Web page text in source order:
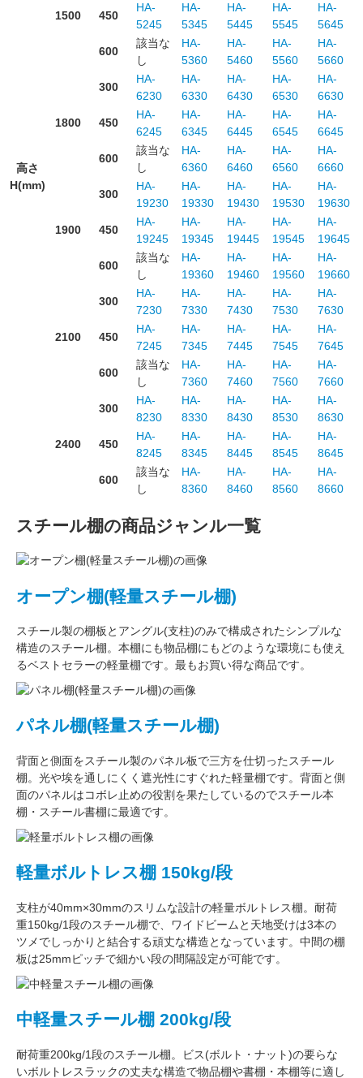
高さ
H(mm)
1500 450
HA-
5245
HA-
5345
HA-
5445
HA-
5545
HA-
5645
600
該当な
し
HA-
5360
HA-
5460
HA-
5560
HA-
5660
1800
300
HA-
6230
HA-
6330
HA-
6430
HA-
6530
HA-
6630
450
HA-
6245
HA-
6345
HA-
6445
HA-
6545
HA-
6645
600
該当な
し
HA-
6360
HA-
6460
HA-
6560
HA-
6660
1900
300
HA-
19230
HA-
19330
HA-
19430
HA-
19530
HA-
19630
450
HA-
19245
HA-
19345
HA-
19445
HA-
19545
HA-
19645
600
該当な
し
HA-
19360
HA-
19460
HA-
19560
HA-
19660
2100
300
HA-
7230
HA-
7330
HA-
7430
HA-
7530
HA-
7630
450
HA-
7245
HA-
7345
HA-
7445
HA-
7545
HA-
7645
600
該当な
し
HA-
7360
HA-
7460
HA-
7560
HA-
7660
2400
300
HA-
8230
HA-
8330
HA-
8430
HA-
8530
HA-
8630
450
HA-
8245
HA-
8345
HA-
8445
HA-
8545
HA-
8645
600
該当な
し
HA-
8360
HA-
8460
HA-
8560
HA-
8660
スチール棚の商品ジャンル一覧
オープン棚(軽量スチール棚)
スチール製の棚板 と アングル(支柱)のみで構成されたシンプルな
構造のスチール棚。本棚にも物品棚にもどのような環境にも使え
るベストセラーの軽量棚です。最もお買い得な商品です。
パネル棚(軽量スチール棚)
背面と側面をスチール製のパネル板で三方を仕切った スチール
棚。 光や埃を通しにくく遮光性にすぐれた軽量棚です。背面と側
面のパネルはコボレ止めの役割を果たしているのでスチール本
棚・スチール書棚に最適です。
軽量ボルトレス棚 150kg/段
支柱が40mm×30mmのスリムな設計の軽量ボルトレス棚。 耐荷
重150kg/1段のスチール棚で、ワイドビームと天地受けは3本の
ツメでしっかりと結合する頑丈な構造となっています。中間の棚
板は25mmピッチで細かい段の間隔設定が可能です。
中軽量スチール棚 200kg/段
耐荷重200kg/1段のスチール棚。ビス(ボルト・ナット)の要らな
いボルトレスラックの丈夫な構造で物品棚や書棚・本棚等に適し